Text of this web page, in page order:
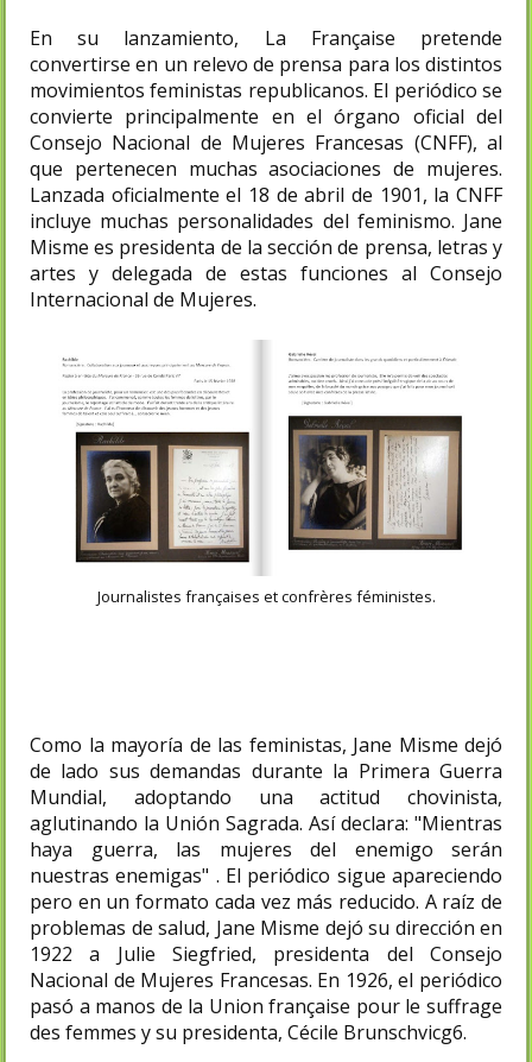
En su lanzamiento, La Française pretende
convertirse en un relevo de prensa para los distintos
movimientos feministas republicanos. El periódico se
convierte principalmente en el órgano oficial del
Consejo Nacional de Mujeres Francesas (CNFF), al
que pertenecen muchas asociaciones de mujeres.
Lanzada oficialmente el 18 de abril de 1901, la CNFF
incluye muchas personalidades del feminismo. Jane
Misme es presidenta de la sección de prensa, letras y
artes y delegada de estas funciones al Consejo
Internacional de Mujeres.
Journalistes françaises et confrères féministes.
Como la mayoría de las feministas, Jane Misme dejó
de lado sus demandas durante la Primera Guerra
Mundial, adoptando una actitud chovinista,
aglutinando la Unión Sagrada. Así declara: "Mientras
haya guerra, las mujeres del enemigo serán
nuestras enemigas" . El periódico sigue apareciendo
pero en un formato cada vez más reducido. A raíz de
problemas de salud, Jane Misme dejó su dirección en
1922 a Julie Siegfried, presidenta del Consejo
Nacional de Mujeres Francesas. En 1926, el periódico
pasó a manos de la Union française pour le suffrage
des femmes y su presidenta, Cécile Brunschvicg6.